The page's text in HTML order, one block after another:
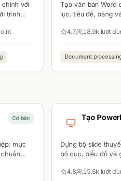
chỉnh với
trình
Tạo văn bản Word
lục, tiêu đề, bảng
4.7 18.9klượt
Document
Cơ bản
mục
Tạo
Dựng bộ slide
bố cục, biểu đồ và
4.8 15.6klượt